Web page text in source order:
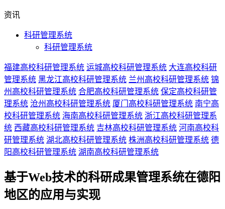
资讯
科研管理系统
科研管理系统
福建高校科研管理系统 运城高校科研管理系统 大连高校科研
管理系统 黑龙江高校科研管理系统 兰州高校科研管理系统 锦
州高校科研管理系统 合肥高校科研管理系统 保定高校科研管
理系统 沧州高校科研管理系统 厦门高校科研管理系统 南宁高
校科研管理系统 海南高校科研管理系统 浙江高校科研管理系
统 西藏高校科研管理系统 吉林高校科研管理系统 河南高校科
研管理系统 湖北高校科研管理系统 株洲高校科研管理系统 德
阳高校科研管理系统 湖南高校科研管理系统
基于Web技术的科研成果管理系统在德阳
地区的应用与实现